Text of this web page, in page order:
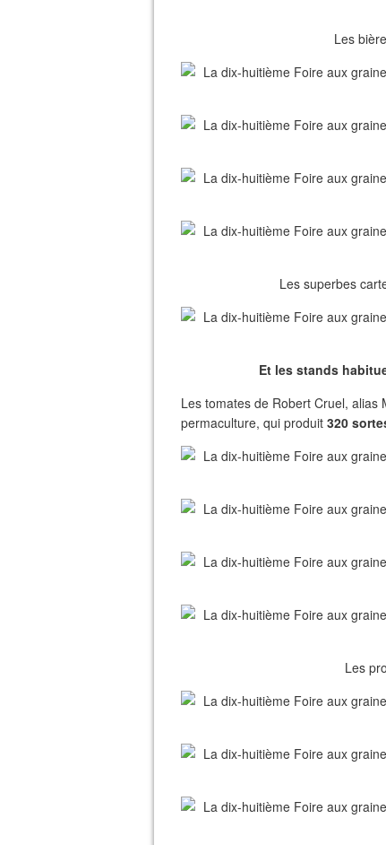
Les
Les superbes
Et les stands
Les tomates de Robert Cruel,
permaculture, qui produit 320
Les